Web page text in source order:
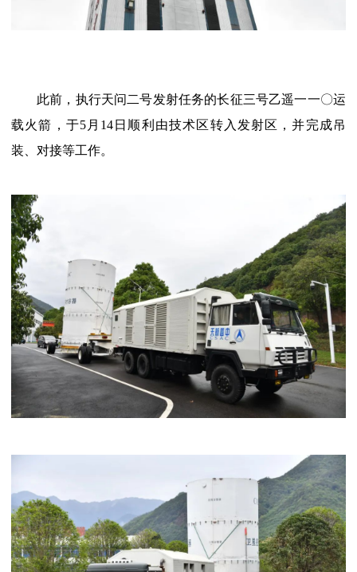
此前，执行天问二号发射任务的长征三号乙遥一一〇运
载火箭，于5月14日顺利由技术区转入发射区，并完成吊
装、对接等工作。